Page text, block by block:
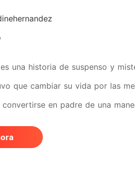
una historia de suspenso y
que cambiar su vida por las
en padre de una